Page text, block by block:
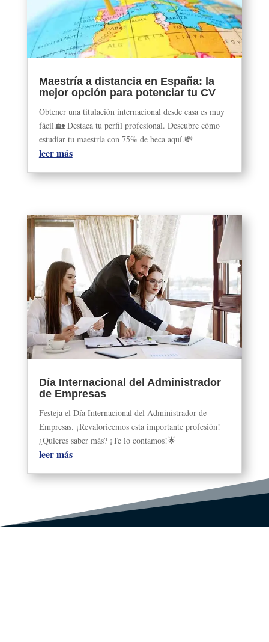
Maestría a distancia en España: la
mejor opción para potenciar tu CV
Obtener una titulación internacional desde casa es muy
fácil.🏡 Destaca tu perfil profesional. Descubre cómo
estudiar tu maestría con 75% de beca aquí.💸
leer más
Día Internacional del Administrador
de Empresas
Festeja el Día Internacional del Administrador de
Empresas. ¡Revaloricemos esta importante profesión!
¿Quieres saber más? ¡Te lo contamos!🌟
leer más